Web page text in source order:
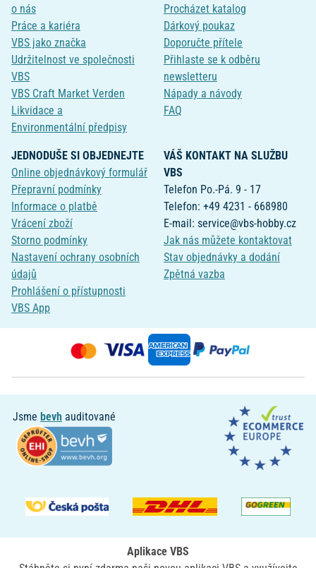
o nás
Práce a kariéra
VBS jako značka
Udržitelnost ve společnosti
VBS
VBS Craft Market Verden
Likvidace a
Environmentální předpisy
Procházet katalog
Dárkový poukaz
Doporučte přítele
Přihlaste se k odběru
newsletteru
Nápady a návody
FAQ
JEDNODUŠE SI OBJEDNEJTE
Online objednávkový formulář
Přepravní podmínky
Informace o platbě
Vrácení zboží
Storno podmínky
Nastavení ochrany osobních
údajů
Prohlášení o přístupnosti
VBS App
VÁŠ KONTAKT NA SLUŽBU
VBS
Telefon Po.-Pá. 9 - 17
Telefon: +49 4231 - 668980
E-mail: service@vbs-hobby.cz
Jak nás můžete kontaktovat
Stav objednávky a dodání
Zpětná vazba
Jsme bevh auditované
Aplikace VBS